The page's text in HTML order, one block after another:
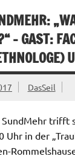
– GAST:
DasSeil
SundMehr trifft
Uhr in der